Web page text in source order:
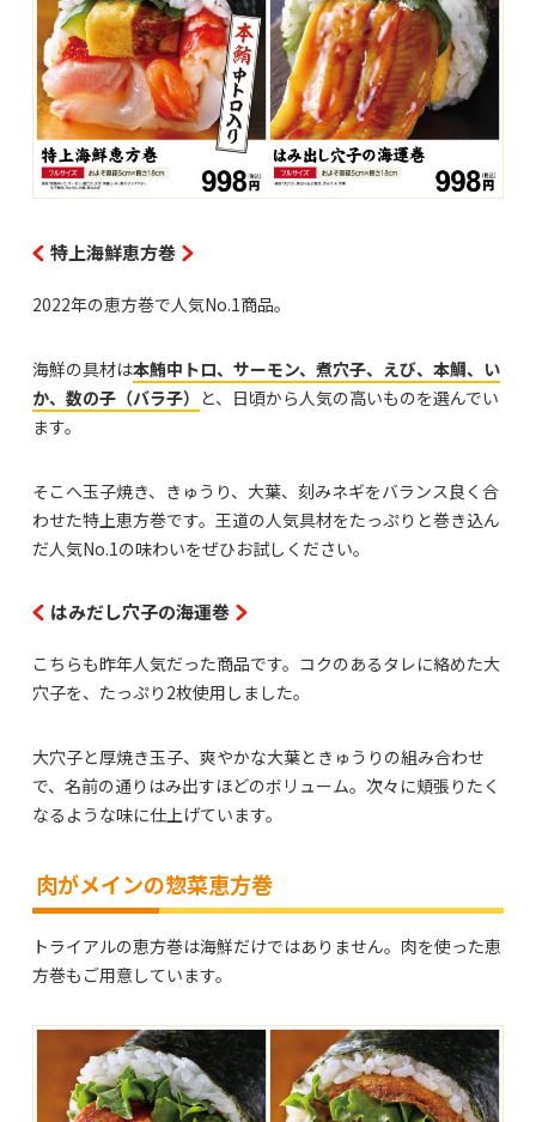
特上海鮮恵方巻
2022年の恵方巻で人気No.1商品。
海鮮の具材は本鮪中トロ、サーモン、煮穴子、えび、本鯛、い
か、数の子（バラ子） と、日頃から人気の高いものを選んでい
ます。
そこへ玉子焼き、きゅうり、大葉、刻みネギをバランス良く合
わせた特上恵方巻です。王道の人気具材をたっぷりと巻き込ん
だ人気No.1の味わいをぜひお試しください。
はみだし穴子の海運巻
こちらも昨年人気だった商品です。コクのあるタレに絡めた大
穴子を、たっぷり2枚使用しました。
大穴子と厚焼き玉子、爽やかな大葉ときゅうりの組み合わせ
で、名前の通りはみ出すほどのボリューム。次々に頬張りたく
なるような味に仕上げています。
肉がメインの惣菜恵方巻
トライアルの恵方巻は海鮮だけではありません。肉を使った恵
方巻もご用意しています。